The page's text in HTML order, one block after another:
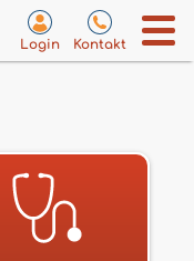
Login Kontakt